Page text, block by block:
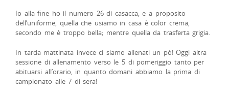
Io alla fine ho il numero 26 di casacca, e a proposito
dell’uniforme, quella che usiamo in casa è color crema,
secondo me è troppo bella; mentre quella da trasferta grigia.
In tarda mattinata invece ci siamo allenati un pò! Oggi altra
sessione di allenamento verso le 5 di pomeriggio tanto per
abituarsi all’orario, in quanto domani abbiamo la prima di
campionato alle 7 di sera!